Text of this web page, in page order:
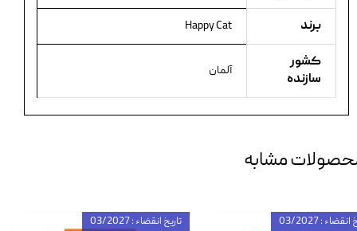
برند Happy Cat
کشور
سازنده
آلمان
مشابه
تاریخ انقضاء : 03/2027 : 03/2027